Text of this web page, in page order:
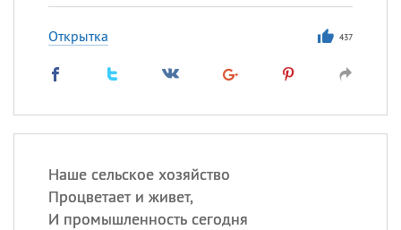
Открытка 437
Наше сельское хозяйство
Процветает и живет,
И промышленность сегодня